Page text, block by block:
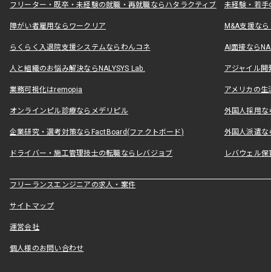
フリーター・既卒・未経験の就職・再就職ならハタラクティブ 未経験・若手
障がい者雇用ならワークリア M&A支援な
らくらく入退院支援システムならわんコネ AI面接なら
人と組織のお悩み解決ならNALYSYS Lab. アジャイル
業務可視化はremopia アメリカの
オンラインピル診療ならメデリピル 外国人採用
企業研究・選考対策ならFactBoard(ファクトボード) 外国人派遣な
ドライバー・施工管理技士の転職ならレバジョブ レバウェル
フリーランスエンジニアの求人・案件
サイトマップ
運営会社
個人様のお問い合わせ